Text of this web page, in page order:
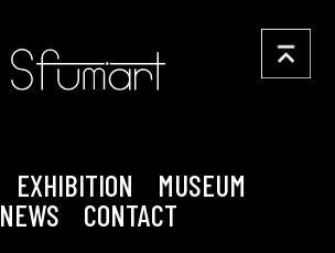
EXHIBITION
MUSEUM
NEWS
CONTACT